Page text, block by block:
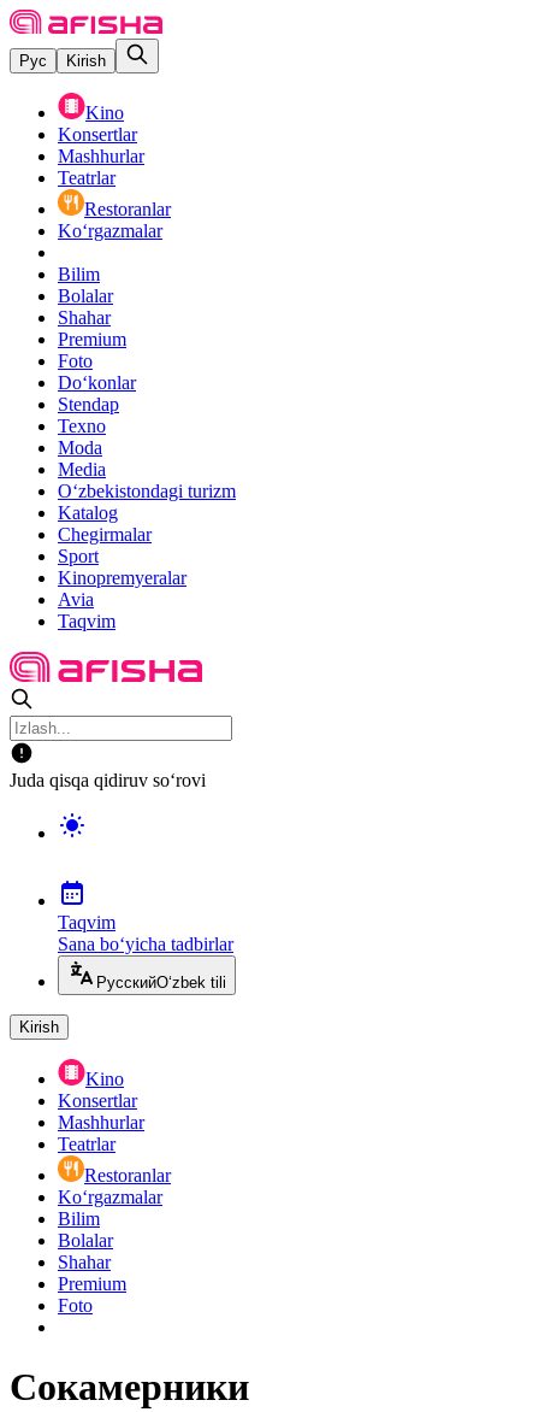
Рус Kirish
Kino
Konsertlar
Mashhurlar
Teatrlar
Restoranlar
Ko‘rgazmalar
Bilim
Bolalar
Shahar
Premium
Foto
Do‘konlar
Stendap
Texno
Moda
Media
O‘zbekistondagi turizm
Katalog
Chegirmalar
Sport
Kinopremyeralar
Avia
Taqvim
Juda qisqa qidiruv so‘rovi
Taqvim
Sana bo‘yicha tadbirlar
РусскийO‘zbek tili
Kirish
Kino
Konsertlar
Mashhurlar
Teatrlar
Restoranlar
Ko‘rgazmalar
Bilim
Bolalar
Shahar
Premium
Foto
Сокамерники